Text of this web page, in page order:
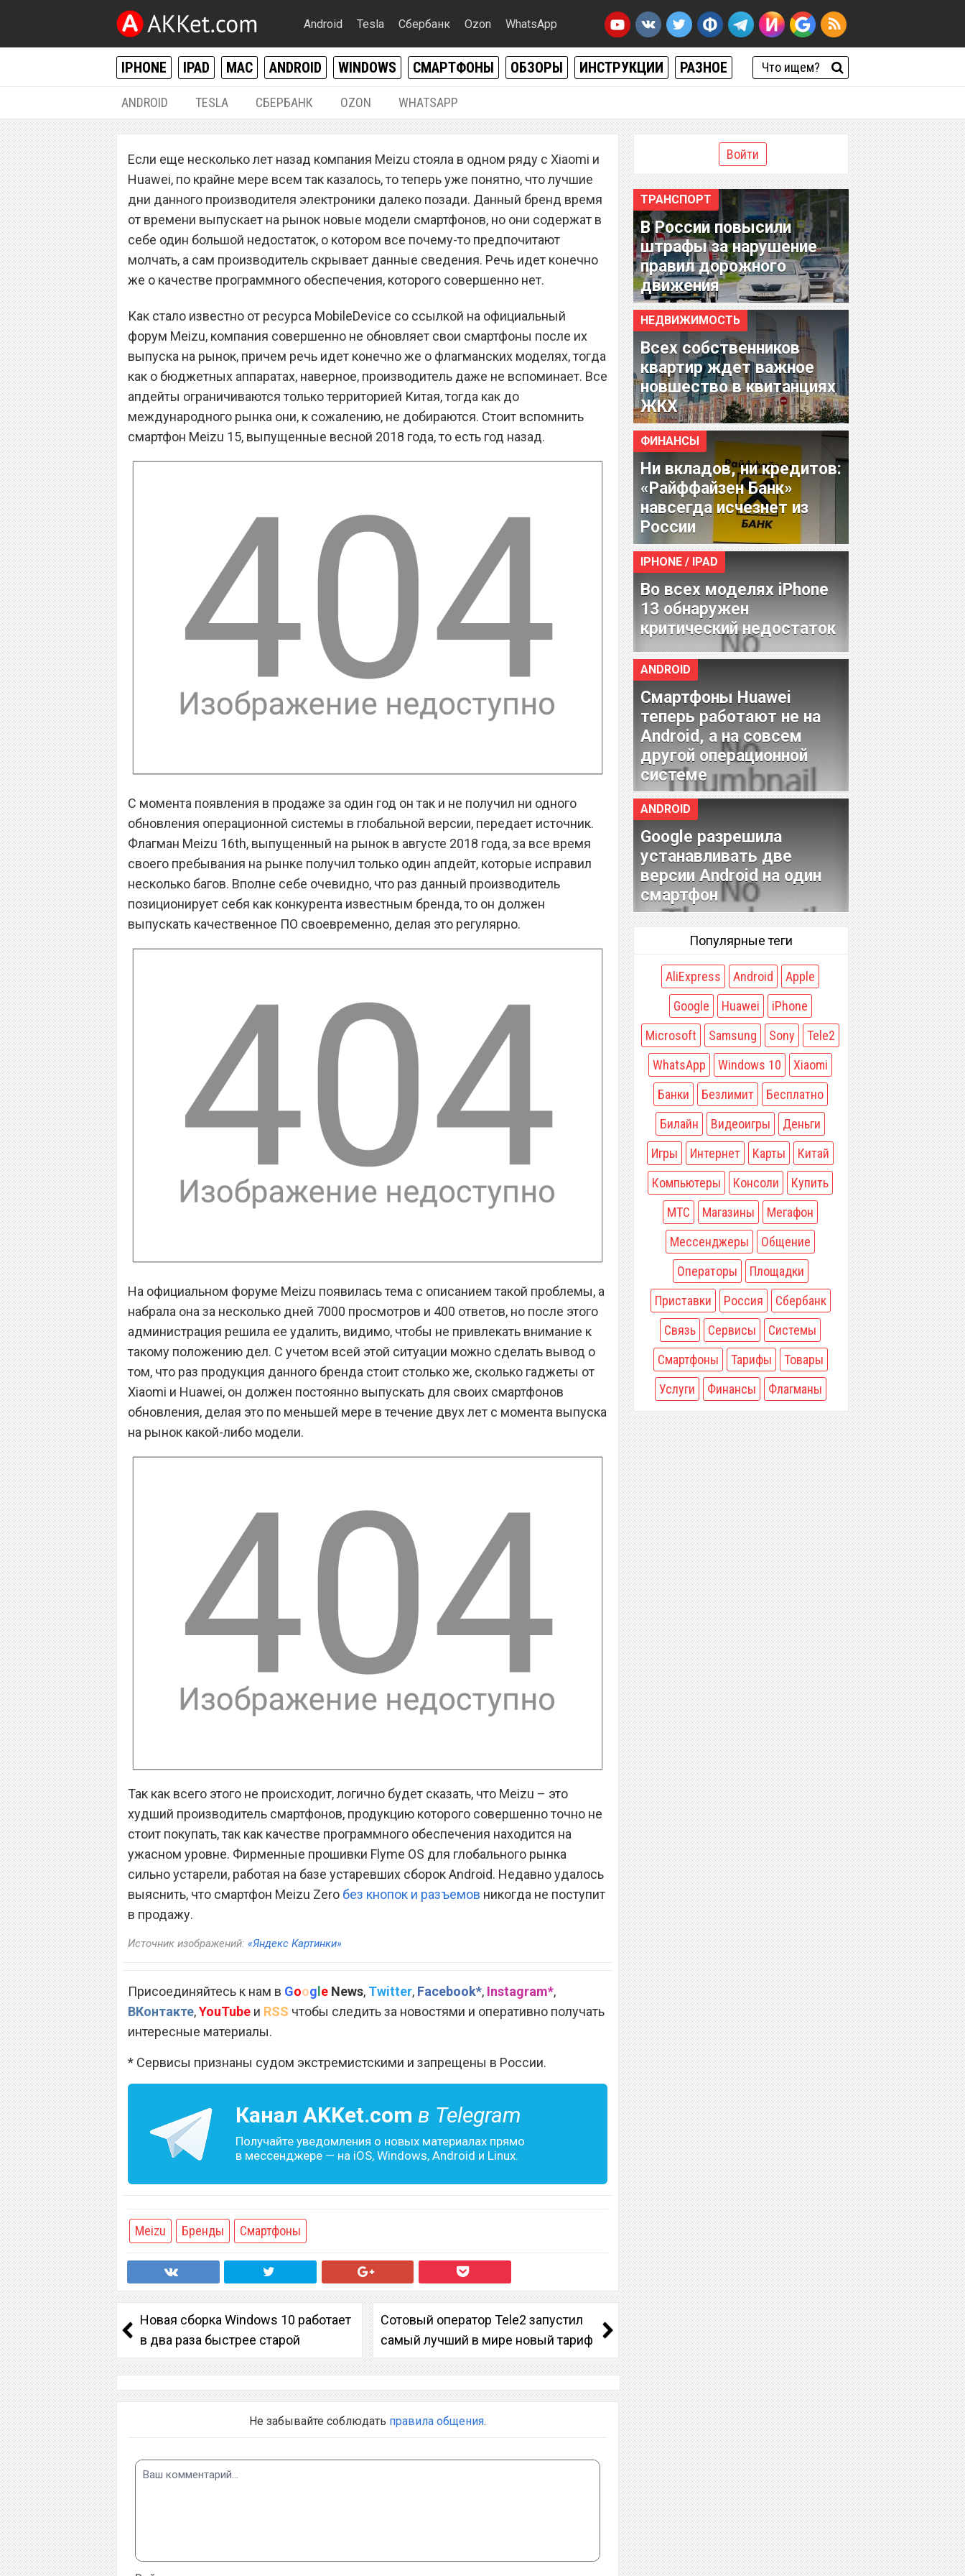
Android Tesla Сбербанк Ozon WhatsApp
IPHONE IPAD MAC ANDROID WINDOWS СМАРТФОНЫ ОБЗОРЫ ИНСТРУКЦИИ РАЗНОЕ
ANDROID TESLA СБЕРБАНК OZON WHATSAPP
Meizu – худший производитель
смартфонов, и вот почему
Если еще несколько лет назад компания Meizu стояла в одном ряду с Xiaomi и
Huawei, по крайне мере всем так казалось, то теперь уже понятно, что лучшие
дни данного производителя электроники далеко позади. Данный бренд время
от времени выпускает на рынок новые модели смартфонов, но они содержат в
себе один большой недостаток, о котором все почему-то предпочитают
молчать, а сам производитель скрывает данные сведения. Речь идет конечно
же о качестве программного обеспечения, которого совершенно нет.
Как стало известно от ресурса MobileDevice со ссылкой на официальный
форум Meizu, компания совершенно не обновляет свои смартфоны после их
выпуска на рынок, причем речь идет конечно же о флагманских моделях, тогда
как о бюджетных аппаратах, наверное, производитель даже не вспоминает. Все
апдейты ограничиваются только территорией Китая, тогда как до
международного рынка они, к сожалению, не добираются. Стоит вспомнить
смартфон Meizu 15, выпущенные весной 2018 года, то есть год назад.
С момента появления в продаже за один год он так и не получил ни одного
обновления операционной системы в глобальной версии, передает источник.
Флагман Meizu 16th, выпущенный на рынок в августе 2018 года, за все время
своего пребывания на рынке получил только один апдейт, которые исправил
несколько багов. Вполне себе очевидно, что раз данный производитель
позиционирует себя как конкурента известным бренда, то он должен
выпускать качественное ПО своевременно, делая это регулярно.
На официальном форуме Meizu появилась тема с описанием такой проблемы, а
набрала она за несколько дней 7000 просмотров и 400 ответов, но после этого
администрация решила ее удалить, видимо, чтобы не привлекать внимание к
такому положению дел. С учетом всей этой ситуации можно сделать вывод о
том, что раз продукция данного бренда стоит столько же, сколько гаджеты от
Xiaomi и Huawei, он должен постоянно выпускать для своих смартфонов
обновления, делая это по меньшей мере в течение двух лет с момента выпуска
на рынок какой-либо модели.
Так как всего этого не происходит, логично будет сказать, что Meizu – это
худший производитель смартфонов, продукцию которого совершенно точно не
стоит покупать, так как качестве программного обеспечения находится на
ужасном уровне. Фирменные прошивки Flyme OS для глобального рынка
сильно устарели, работая на базе устаревших сборок Android. Недавно удалось
выяснить, что смартфон Meizu Zero без кнопок и разъемов никогда не поступит
в продажу.
Источник изображений: «Яндекс Картинки»
Присоединяйтесь к нам в Goog e News, Twitter, Facebook*, Instagram*,
ВКонтакте,YouTube и RSS чтобы следить за новостями и оперативно получать
интересные материалы.
* Сервисы признаны судом экстремистскими и запрещены в России.
Канал AKKet.com в Telegram
Получайте уведомления о новых материалах прямо
в мессенджере — на iOS, Windows, Android и Linux.
Meizu Бренды Смартфоны
Новая сборка Windows 10 работает
в два раза быстрее старой
Сотовый оператор Tele2 запустил
самый лучший в мире новый тариф
Не забывайте соблюдать правила общения.
Войти
ТРАНСПОРТ
В России повысили
штрафы за нарушение
правил дорожного
движения
НЕДВИЖИМОСТЬ
Всех собственников
квартир ждет важное
новшество в квитанциях
ЖКХ
ФИНАНСЫ
Ни вкладов, ни кредитов:
«Райффайзен Банк»
навсегда исчезнет из
России
IPHONE / IPAD
Во всех моделях iPhone
13 обнаружен
критический недостаток
ANDROID
Смартфоны Huawei
теперь работают не на
Android, а на совсем
другой операционной
системе
ANDROID
Google разрешила
устанавливать две
версии Android на один
смартфон
Популярные теги
AliExpress Android
Apple
Google
Huawei
iPhone
Microsoft
Samsung Sony
Tele2
WhatsApp
Windows 10
Xiaomi
Банки
Безлимит
Бесплатно
Билайн
Видеоигры
Деньги
Игры
Интернет Карты
Китай
Компьютеры
Консоли
Купить
МТС
Магазины
Мегафон
Мессенджеры
Общение
Операторы
Площадки
Приставки
Россия
Сбербанк
Связь
Сервисы
Системы
Смартфоны
Тарифы
Товары
Услуги
Финансы Флагманы